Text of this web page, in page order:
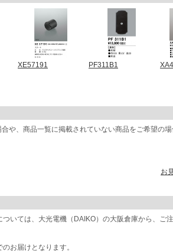
XE57191 PF311B1
や、商品一覧に掲載されていない商品をご希望の場
お
いては、大光電機（DAIKO）の大阪倉庫から、ご注
お届けとなります。